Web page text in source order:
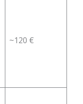
~120 €